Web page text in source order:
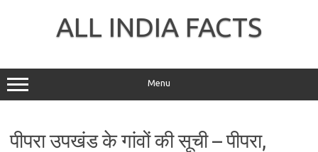
ALL INDIA FACTS
Menu
पीपरा उपखंड के गांवों की सूची – पीपरा,